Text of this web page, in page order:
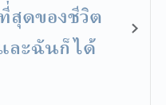
สุดของชีวิต
ละฉันก็ได้